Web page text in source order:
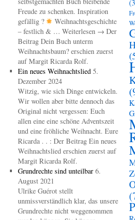
Freude zu schenken. Inspiration
gefällig ?
Weihnachtsgeschichte
– festlich & … Weiterlesen → Der
Beitrag Dein Buch unterm
Weihnachtsbaum? erschien zuerst
auf Margit Ricarda Rolf.
Ein neues Weihnachtslied 5.
Dezember 2024
Witzig, wie sich Dinge entwickeln.
Wir wollen aber bitte dennoch das
Original nicht vergessen: Euch
allen eine eine schöne Adventszeit
und eine fröhliche Weihnacht. Eure
Ricarda . . : Der Beitrag Ein neues
Weihnachtslied erschien zuerst auf
Margit Ricarda Rolf.
Grundrechte sind unteilbar 6.
August 2021
Ulrike Guérot stellt
unmissverständlich klar, das unsere
Grundrechte nicht weggenommen